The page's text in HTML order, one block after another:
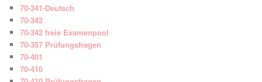
70-341-Deutsch
70-342
70-342 freie Examenpool
70-357 Prüfungsfragen
70-401
70-410